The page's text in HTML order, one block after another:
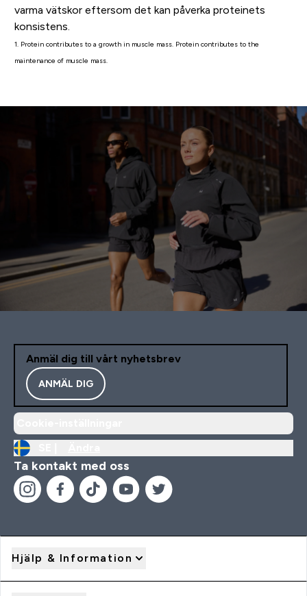
varma vätskor eftersom det kan påverka proteinets
konsistens.
1. Protein contributes to a growth in muscle mass. Protein contributes to the
maintenance of muscle mass.
Anmäl dig till vårt nyhetsbrev
ANMÄL DIG
Ta kontakt med oss
Hjälp & Information